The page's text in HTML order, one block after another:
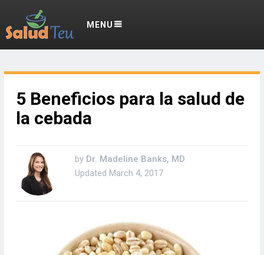
MENU
5 Beneficios para la salud de
la cebada
by Dr. Madeline Banks, MD
Updated March 4, 2017